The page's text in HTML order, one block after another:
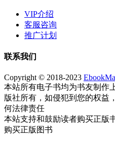
VIP介绍
客服咨询
推广计划
联系我们
Copyright © 2018-2023
本站所有电子书均为书友制作
版社所有，如侵犯到您的权益
何法律责任
本站支持和鼓励读者购买正版
购买正版图书